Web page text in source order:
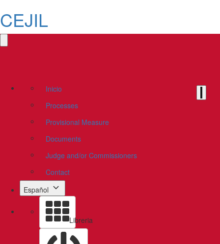
CEJIL
Inicio
Processes
Provisional Measure
Documents
Judge and/or Commissioners
Contact
Español
Libreria